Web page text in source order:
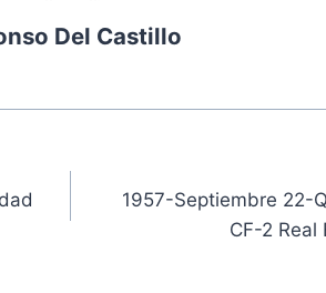
Del Castillo
1957-Septiembre 22-
CF-2 Real